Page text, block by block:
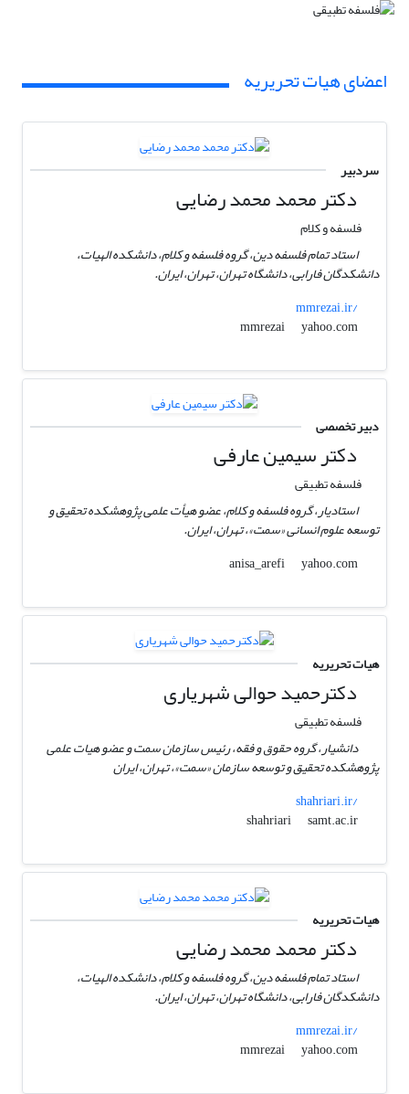
اعضای هیات تحریریه
سردبیر
دکتر محمد محمد رضایی
فلسفه و کلام
استاد تمام فلسفه دین، گروه فلسفه و کلام، دانشکده الهیات،
دانشکدگان فارابی، دانشگاه تهران، تهران، ایران.
mmrezai.ir/
mmrezai
yahoo.com
دبیر تخصصی
دکتر سیمین عارفی
فلسفه تطبیقی
استادیار، گروه فلسفه و کلام، عضو هیأت علمی پژوهشکده تحقیق و
توسعه علوم انسانی «سمت»، تهران، ایران.
anisa_arefi
yahoo.com
هیات تحریریه
دکترحمید حوالی شهریاری
فلسفه تطبیقی
دانشیار، گروه حقوق و فقه، رئیس سازمان سمت و عضو هیات علمی
پژوهشکده تحقیق و توسعه سازمان «سمت»، تهران، ایران
shahriari.ir/
shahriari
samt.ac.ir
هیات تحریریه
دکتر محمد محمد رضایی
استاد تمام فلسفه دین، گروه فلسفه و کلام، دانشکده الهیات،
دانشکدگان فارابی، دانشگاه تهران، تهران، ایران.
mmrezai.ir/
mmrezai
yahoo.com